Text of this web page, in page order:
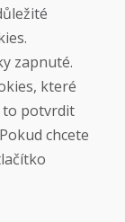
zapnuté.
které
to potvrdit
chcete